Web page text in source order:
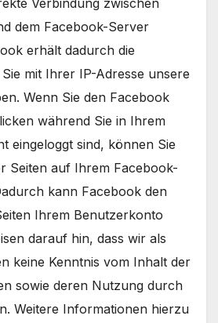
dem Facebook-Server
erhält dadurch die
mit Ihrer IP-Adresse unsere
Wenn Sie den Facebook
während Sie in Ihrem
eingeloggt sind, können Sie
Seiten auf Ihrem Facebook-
kann Facebook den
Ihrem Benutzerkonto
darauf hin, dass wir als
keine Kenntnis vom Inhalt der
sowie deren Nutzung durch
Weitere Informationen hierzu